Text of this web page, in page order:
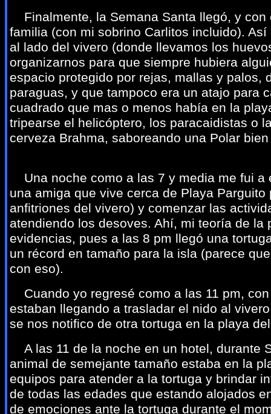
Finalmente, la Semana Santa llegó, y
familia (con mi sobrino Carlitos incluido).
al lado del vivero (donde llevamos los
organizarnos para que siempre hubiera
espacio protegido por rejas, mallas y palos,
paraguas, y que tampoco era un atajo para
cuadrado que mas o menos había en la
tripearse el helicóptero, los paracaidistas o
cerveza Brahma, saboreando una Polar
Una noche como a las 7 y media me fui a
una amiga que vive cerca de Playa
anfitriones del vivero) y comenzar las
atendiendo los desoves. Ahí, mi teoría de la
evidencias, pues a las 8 pm llegó una
un récord en tamaño para la isla (parece
con eso).
Cuando yo regresé como a las 11 pm,
estaban llegando a trasladar el nido al
se nos notifico de otra tortuga en la playa
A las 11 de la noche en un hotel, durante
animal de semejante tamaño estaba en la
equipos para atender a la tortuga y brindar
de todas las edades que estando alojados
de emociones ante la tortuga durante el